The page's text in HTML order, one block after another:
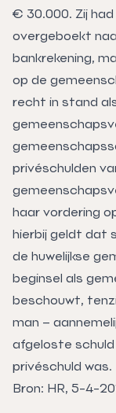
€ 30.000. Zij
overgeboekt
bankrekening,
op de
recht in stand
privéschulden
haar vordering
hierbij geldt dat
de huwelijkse
beginsel als
beschouwt,
man –
afgeloste schuld
privéschuld was.
Bron: HR, 5-4-